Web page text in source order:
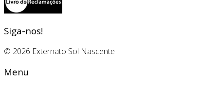
Siga-nos!
© 2026 Externato Sol Nascente
Menu